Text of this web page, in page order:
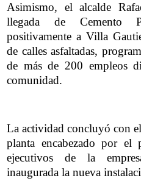
Asimismo, el alcalde
llegada de Cemento
positivamente a Villa
de calles asfaltadas,
de más de 200 empleos
comunidad.
La actividad concluyó con
planta encabezado por el
ejecutivos de la
inaugurada la nueva